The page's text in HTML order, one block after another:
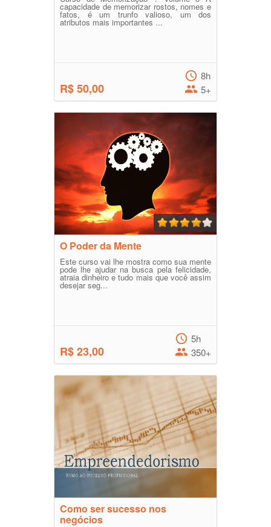
capacidade de memorizar rostos, nomes e
fatos, é um trunfo valioso, um dos
atributos mais importantes ...
R$ 50,00
8h
5+
O Poder da Mente
Este curso vai lhe mostra como sua mente
pode lhe ajudar na busca pela felicidade,
atraia dinheiro e tudo mais que você assim
desejar seg...
R$ 23,00
5h
350+
Como ser sucesso nos
negócios